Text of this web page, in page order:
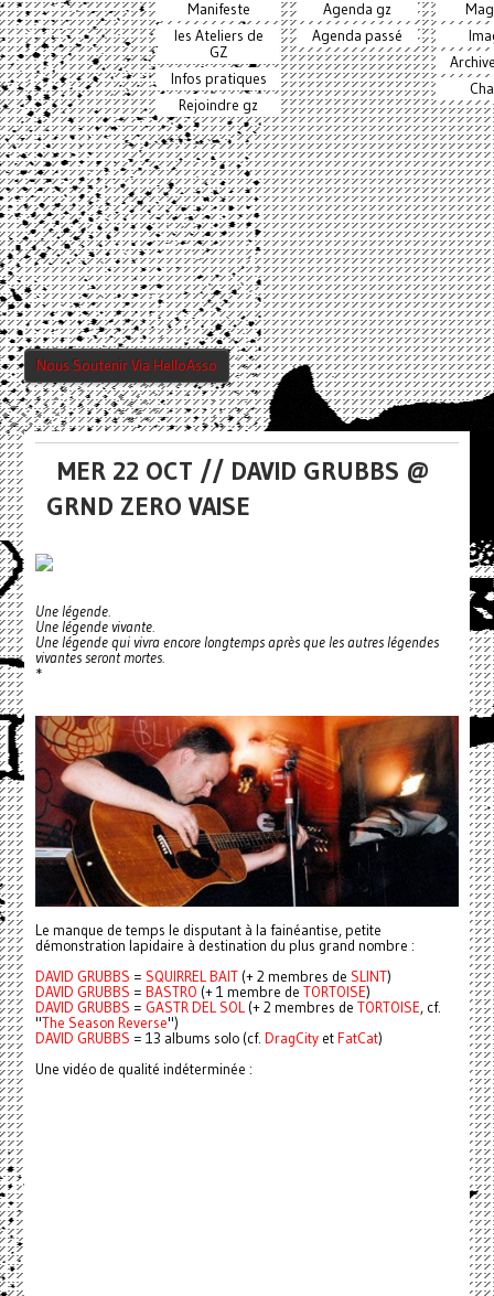
Manifeste
les Ateliers de
GZ
Infos pratiques
Rejoindre gz
Agenda gz
Agenda passé
Nous Soutenir Via HelloAsso
MER 22 OCT // DAVID GRUBBS @
GRND ZERO VAISE
Une légende.
Une légende vivante.
Une légende qui vivra encore longtemps après que les autres légendes
vivantes seront mortes.
*
Le manque de temps le disputant à la fainéantise, petite
démonstration lapidaire à destination du plus grand nombre :
DAVID GRUBBS = SQUIRREL BAIT(+ 2 membres de SLINT)
DAVID GRUBBS = BASTRO (+ 1 membre de TORTOISE)
DAVID GRUBBS = GASTR DEL SOL(+ 2 membres de TORTOISE, cf.
"The Season Reverse")
DAVID GRUBBS = 13 albums solo (cf. DragCityetFatCat)
Une vidéo de qualité indéterminée :